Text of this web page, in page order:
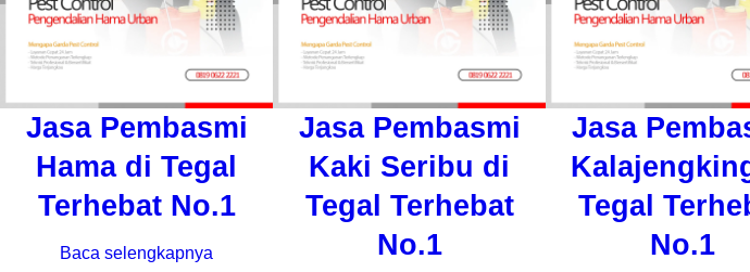
Jasa Pembasmi
Hama di Tegal
Terhebat No.1
Baca selengkapnya
Jasa Pembasmi
Kaki Seribu di
Tegal Terhebat
No.1
Jasa
Tegal
No.1